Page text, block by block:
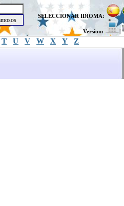
SELECCIONAR IDIOMA:
Version: |
T U V W X Y Z